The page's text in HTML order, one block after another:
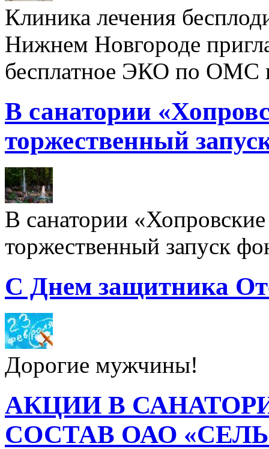
Клиника лечения
Нижнем Новгороде
бесплатное ЭКО по ОМС
В санатории
торжественный
В санатории «Хопровские
торжественный запуск
С Днем защитника
Дорогие мужчины!
АКЦИИ В
СОСТАВ ОАО